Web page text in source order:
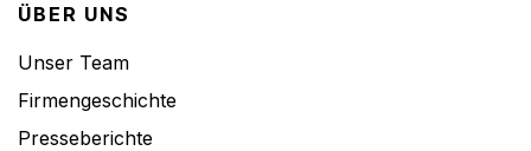
ÜBER UNS
Unser Team
Firmengeschichte
Presseberichte